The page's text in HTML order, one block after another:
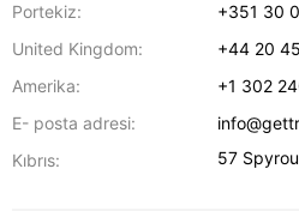
Portekiz:
+351 30
United Kingdom:
+44 20
Amerika:
+1 302
E- posta adresi:
Kıbrıs:
57